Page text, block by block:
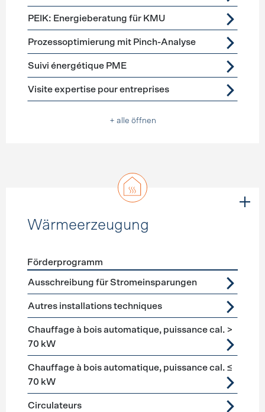
PEIK: Energieberatung für KMU
Prozessoptimierung mit Pinch-Analyse
Suivi énergétique PME
Visite expertise pour entreprises
+ alle öffnen
Wärmeerzeugung
Förderprogramme Wärmeerzeugung
Förderprogramm
Ausschreibung für Stromeinsparungen
Autres installations techniques
Chauffage à bois automatique, puissance cal. >
70 kW
Chauffage à bois automatique, puissance cal. ≤
70 kW
Circulateurs